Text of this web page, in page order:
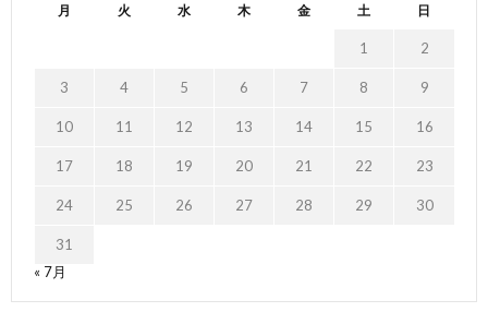
月 火 水 木 金 土 日
1 2
3 4 5 6 7 8 9
10 11 12 13 14 15 16
17 18 19 20 21 22 23
24 25 26 27 28 29 30
31
« 7月